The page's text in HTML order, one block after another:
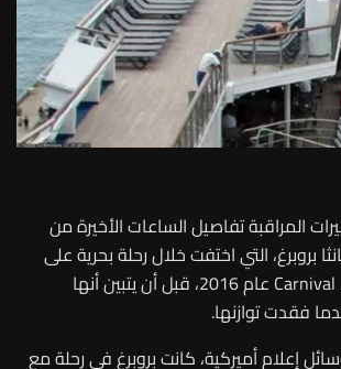
المراقبة تفاصيل الساعات الأخيرة من
بروبرغ، التي اختفت خلال رحلة بحرية على
متن سفينة Carnival Liberty عام 2016، قبل أن يتبين أنها
فقدت توازنها.
إعلام أميركية، كانت بروبرغ في رحلة مع